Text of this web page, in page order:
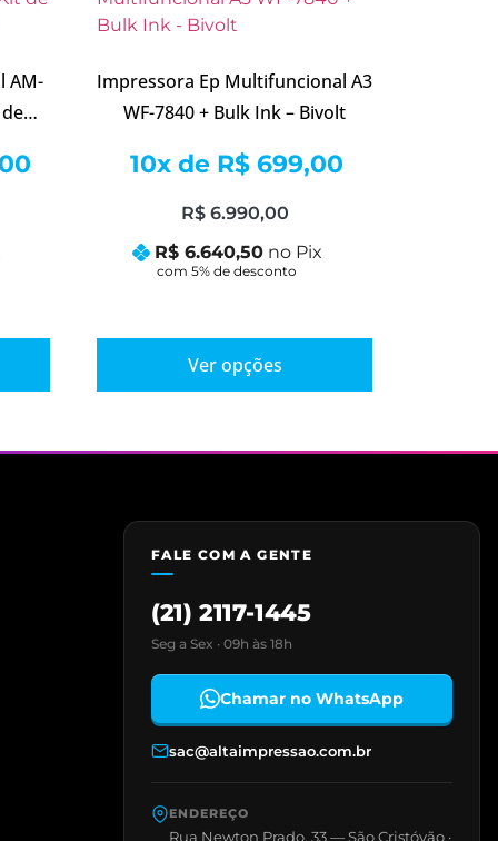
AM-
Impressora Ep Multifuncional A3
WF-7840 + Bulk Ink – Bivolt
R$6.990,00
10x de R$ 699,00
R$6.640,50 no Pix
Ver opções
FALE COM A GENTE
(21) 2117-1445
Seg a Sex · 09h às 18h
Chamar no WhatsApp
sac@altaimpressao.com.br
ENDEREÇO
Rua Newton Prado, 33 — São Cristóvão ·